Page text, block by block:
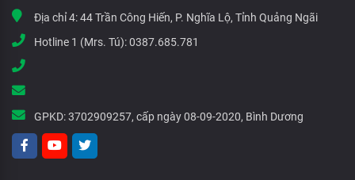
Địa chỉ 4:44 Trần Công Hiến, P. Nghĩa Lộ, Tỉnh Quảng Ngãi
Hotline 1 (Mrs. Tú):0387.685.781
GPKD:3702909257, cấp ngày 08-09-2020, Bình Dương